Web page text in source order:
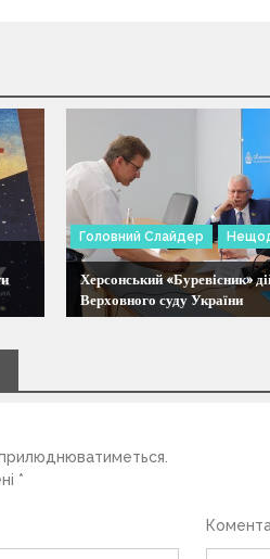
Головний Слайдер
Херсонський «Буревісник»
Верховного суду України
*